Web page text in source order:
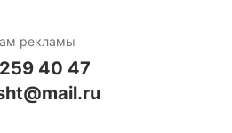
рекламы
40 47